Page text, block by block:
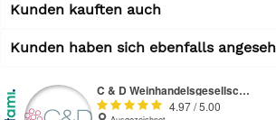
Kunden kauften auch
Kunden haben sich ebenfalls